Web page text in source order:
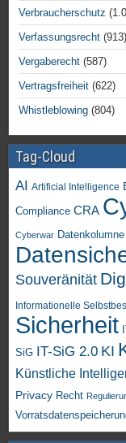
Verbraucherschutz
Verfassungsrecht (913)
Vergaberecht (587)
Vertragsfreiheit (622)
Whistleblowing (804)
Tag-Cloud
AI Artificial Intelligence
Compliance CRA
Cyberwar Datenkolumne
Souveränität
Informationelle
Sicherheit
SiG IT-SiG 2.0 KI
Künstliche
Privacy Recht